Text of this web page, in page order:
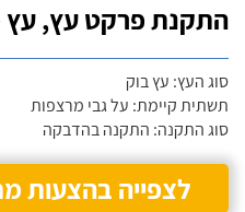
התקנת פרקט עץ, עץ
סוג העץ: עץ בוק
תשתית קיימת: על גבי מרצפות
סוג התקנה: התקנה בהדבקה
לצפייה בהצעות